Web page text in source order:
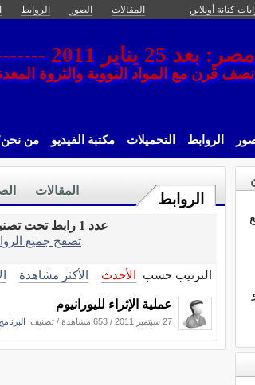
كنانة أونلاين المقالات الصور الروابط
-------- أ. د/ ممدوح عبد الغفور حسن
قرن مع المواد النووية والثروة
الروابط التحميلات مكتبة الفيديو من
الروابط
المقالات
عدد 1 رابط تحت تصنيف
تصفح جميع
الترتيب حسب الأحدث الأكثر مشاهدة
عملية الإثراء لليورانيوم
27 سبتمبر 2011 / 653 مشاهدة / تصنيف: